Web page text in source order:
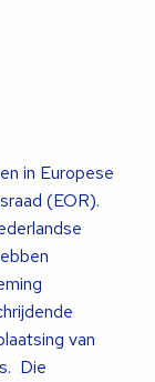
in Europese
(EOR).
van
Die